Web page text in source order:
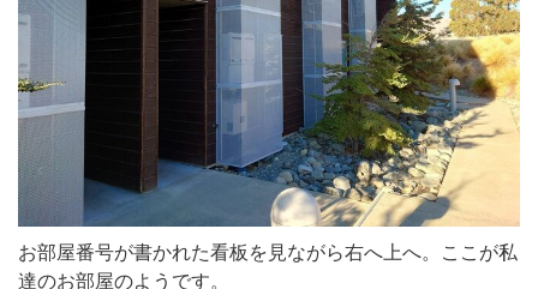
お部屋番号が書かれた看板を見ながら右へ上へ。ここが私
達のお部屋のようです。